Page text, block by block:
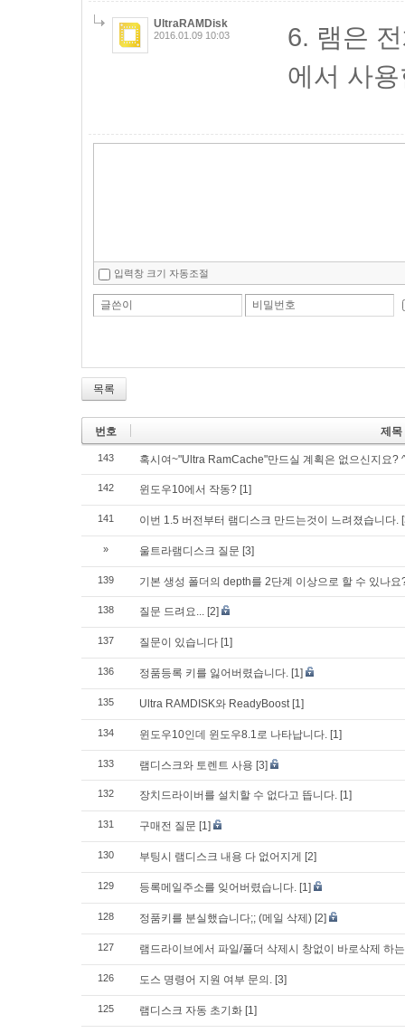
UltraRAMDisk
2016.01.09 10:03
6. 램은
에서 사
입력창 크기 자동조절
글쓴이 비밀번호
목록
번호 제목
143 혹시여~"Ultra RamCache"만드실 계획은 없으신지요?
142 윈도우10에서 작동? [1]
141 이번 1.5 버전부터 램디스크 만드는것이 느려졌습니다.
» 울트라램디스크 질문 [3]
139 기본 생성 폴더의 depth를 2단계 이상으로 할 수 있나요
138 질문 드려요... [2]
137 질문이 있습니다 [1]
136 정품등록 키를 잃어버렸습니다. [1]
135 Ultra RAMDISK와 ReadyBoost [1]
134 윈도우10인데 윈도우8.1로 나타납니다. [1]
133 램디스크와 토렌트 사용 [3]
132 장치드라이버를 설치할 수 없다고 뜹니다. [1]
131 구매전 질문 [1]
130 부팅시 램디스크 내용 다 없어지게 [2]
129 등록메일주소를 잊어버렸습니다. [1]
128 정품키를 분실했습니다;; (메일 삭제) [2]
127 램드라이브에서 파일/폴더 삭제시 창없이 바로삭제 하
126 도스 명령어 지원 여부 문의. [3]
125 램디스크 자동 초기화 [1]